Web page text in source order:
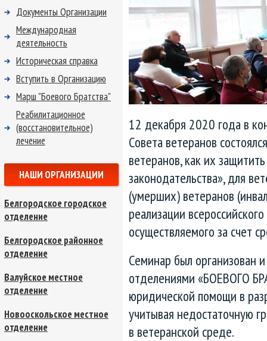
12 декабря 2020 года в
Совета ветеранов
ветеранов, как их
законодательства», для
(умерших) ветеранов
реализации
осуществляемого за счет
Семинар был организован
отделениями «БОЕВОГО
юридической помощи в
учитывая недостаточную
в ветеранской среде.
Документы Организации
Международная
деятельность
Историческая справка
Вступить в Организацию
Марш "Боевого Братства"
Реабилитационное
(восстановительное)
лечение
НАШИ ОРГАНИЗАЦИИ
Белгородское городское
отделение
Белгородское районное
отделение
Валуйское местное
отделение
Новооскольское местное
отделение